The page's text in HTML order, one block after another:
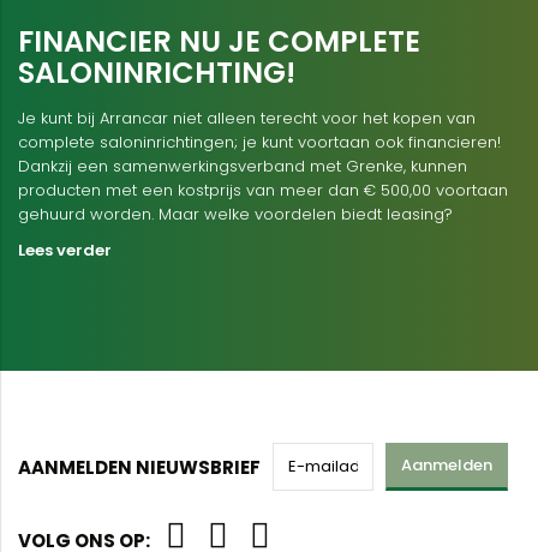
FINANCIER NU JE COMPLETE
SALONINRICHTING!
Je kunt bij Arrancar niet alleen terecht voor het kopen van
complete saloninrichtingen; je kunt voortaan ook financieren!
Dankzij een samenwerkingsverband met Grenke, kunnen
producten met een kostprijs van meer dan € 500,00 voortaan
gehuurd worden. Maar welke voordelen biedt leasing?
Lees verder
AANMELDEN NIEUWSBRIEF Aanmelden
VOLG ONS OP: